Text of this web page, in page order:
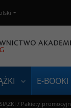
E-BOOKI
/ Pakiety